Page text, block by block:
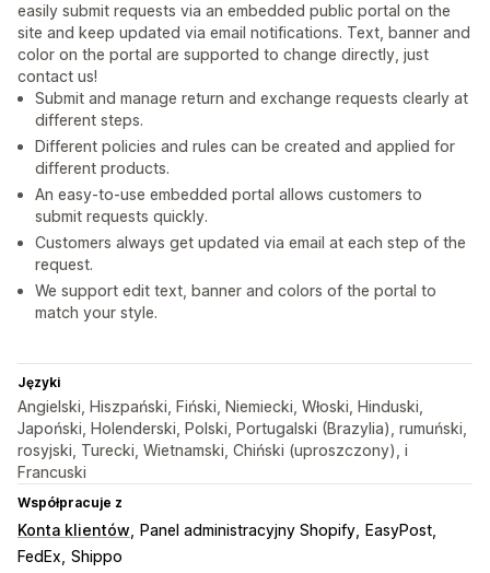
easily submit requests via an embedded public portal on the
site and keep updated via email notifications. Text, banner and
color on the portal are supported to change directly, just
contact us!
Submit and manage return and exchange requests clearly at
different steps.
Different policies and rules can be created and applied for
different products.
An easy-to-use embedded portal allows customers to
submit requests quickly.
Customers always get updated via email at each step of the
request.
We support edit text, banner and colors of the portal to
match your style.
Języki
Angielski, Hiszpański, Fiński, Niemiecki, Włoski, Hinduski,
Japoński, Holenderski, Polski, Portugalski (Brazylia), rumuński,
rosyjski, Turecki, Wietnamski, Chiński (uproszczony), i
Francuski
Współpracuje z
Konta klientów Panel administracyjny Shopify
EasyPost
FedEx Shippo